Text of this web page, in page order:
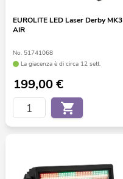
EUROLITE LED Laser Derby MK3
AIR
No. 51741068
La giacenza è di circa 12 sett.
199,00€